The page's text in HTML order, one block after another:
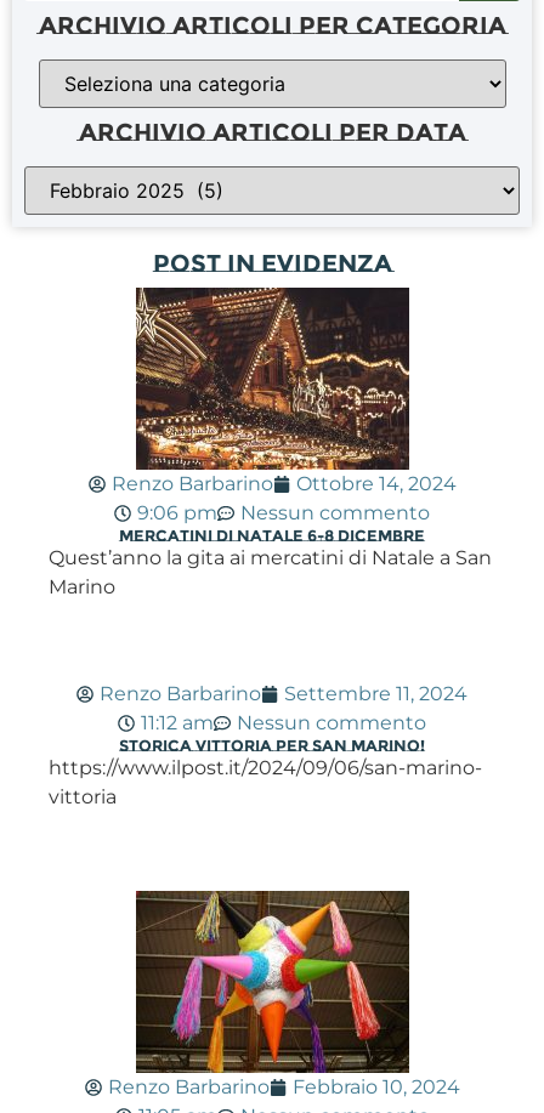
Post in evidenza
Renzo Barbarino
Ottobre 14, 2024
9:06 pm
Nessun commento
Mercatini di Natale 6-8 dicembre
Quest’anno la gita ai mercatini di Natale a San
Marino
Renzo Barbarino
Settembre 11, 2024
11:12 am
Nessun commento
Storica vittoria per San Marino!
https://www.ilpost.it/2024/09/06/san-marino-
vittoria
Renzo Barbarino
Febbraio 10, 2024
Archivio articoli per data
Archivio Articoli per categoria